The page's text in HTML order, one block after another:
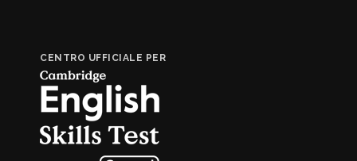
CENTRO UFFICIALE PER